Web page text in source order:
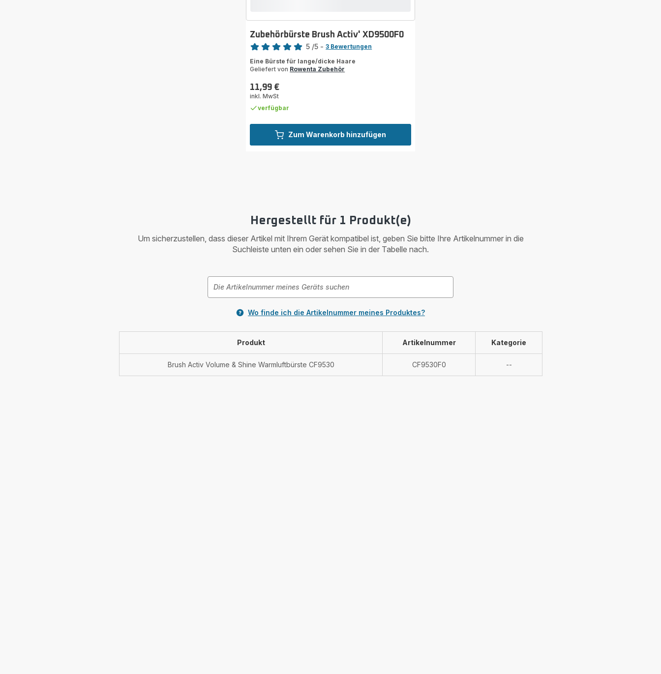
Zum Warenkorb hinzufügen
Zubehörbürste Brush Activ' XD9500F0
Bewertung
mit
Sternen
(Durchschnitt)
5 /5 - 3 Bewertungen
Eine Bürste für lange/dicke Haare
Geliefert von Rowenta Zubehör
Preis
11,99 €
inkl. MwSt
verfügbar
Hergestellt für 1 Produkt(e)
Um sicherzustellen, dass dieser Artikel mit Ihrem Gerät kompatibel ist, geben Sie bitte Ihre Artikelnummer in die
Suchleiste unten ein oder sehen Sie in der Tabelle nach.
Wo finde ich die Artikelnummer meines Produktes?
Produkt Artikelnummer Kategorie
Brush Activ Volume & Shine Warmluftbürste CF9530 CF9530F0 --Nicht
verfügbar